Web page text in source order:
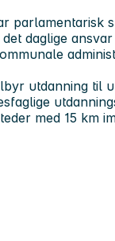
parlamentarisk
daglige
utdanning til
med 15 km